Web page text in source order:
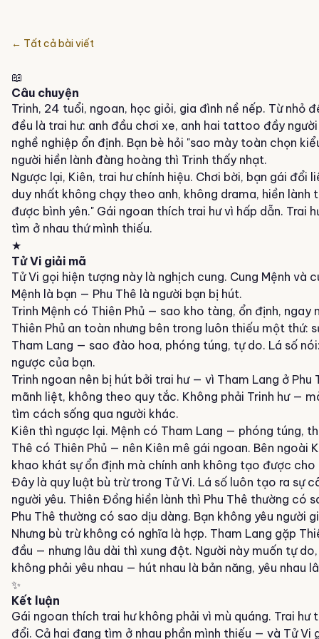
← Tất cả bài viết
📖
Câu chuyện
Trinh, 24 tuổi, ngoan, học giỏi, gia đình nề nếp. Từ nhỏ
đều là trai hư: anh đầu chơi xe, anh hai tattoo đầy
nghề nghiệp ổn định. Bạn bè hỏi "sao mày toàn chọn
người hiền lành đàng hoàng thì Trinh thấy nhạt.
Ngược lại, Kiên, trai hư chính hiệu. Chơi bời, bạn gái đổi
duy nhất không chạy theo anh, không drama, hiền lành
được bình yên." Gái ngoan thích trai hư vì hấp dẫn. Trai
tìm ở nhau thứ mình thiếu.
★
Tử Vi giải mã
Tử Vi gọi hiện tượng này là nghịch cung. Cung Mệnh và
Mệnh là bạn — Phu Thê là người bạn bị hút.
Trinh Mệnh có Thiên Phủ — sao kho tàng, ổn định, ngay
Thiên Phủ an toàn nhưng bên trong luôn thiếu một thứ:
Tham Lang — sao đào hoa, phóng túng, tự do. Lá số
ngược của bạn.
Trinh ngoan nên bị hút bởi trai hư — vì Tham Lang ở Phu
mãnh liệt, không theo quy tắc. Không phải Trinh hư —
tìm cách sống qua người khác.
Kiên thì ngược lại. Mệnh có Tham Lang — phóng túng,
Thê có Thiên Phủ — nên Kiên mê gái ngoan. Bên ngoài
khao khát sự ổn định mà chính anh không tạo được cho
Đây là quy luật bù trừ trong Tử Vi. Lá số luôn tạo ra sự
người yêu. Thiên Đồng hiền lành thì Phu Thê thường có
Phu Thê thường có sao dịu dàng. Bạn không yêu người
Nhưng bù trừ không có nghĩa là hợp. Tham Lang gặp
đầu — nhưng lâu dài thì xung đột. Người này muốn tự
không phải yêu nhau — hút nhau là bản năng, yêu nhau
✨
Kết luận
Gái ngoan thích trai hư không phải vì mù quáng. Trai
đổi. Cả hai đang tìm ở nhau phần mình thiếu — và Tử Vi